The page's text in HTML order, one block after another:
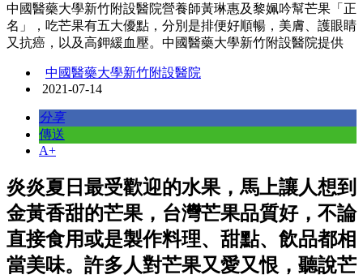
中國醫藥大學新竹附設醫院營養師黃琳惠及黎姵吟幫芒果「正
名」，吃芒果有五大優點，分別是排便好順暢，美膚、護眼睛
又抗癌，以及高鉀緩血壓。中國醫藥大學新竹附設醫院提供
中國醫藥大學新竹附設醫院
2021-07-14
分享
傳送
A+
炎炎夏日最受歡迎的水果，馬上讓人想到
金黃香甜的芒果，台灣芒果品質好，不論
直接食用或是製作料理、甜點、飲品都相
當美味。許多人對芒果又愛又恨，聽說芒